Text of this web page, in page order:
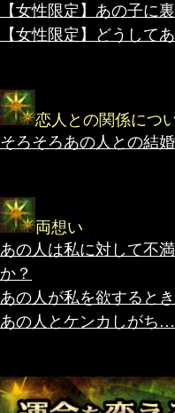
【女性限定】あの子に
【女性限定】どうして
恋人との関係につ
そろそろあの人との結
両想い
あの人は私に対して不
か？
あの人が私を欲するとき
あの人とケンカしがち